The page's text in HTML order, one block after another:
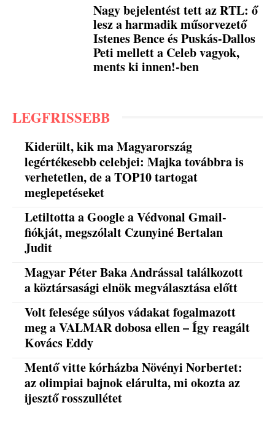
Nagy bejelentést tett az RTL: ő
lesz a harmadik műsorvezető
Istenes Bence és Puskás-Dallos
Peti mellett a Celeb vagyok,
ments ki innen!-ben
LEGFRISSEBB
Kiderült, kik ma Magyarország
legértékesebb celebjei: Majka továbbra is
verhetetlen, de a TOP10 tartogat
meglepetéseket
Letiltotta a Google a Védvonal Gmail-
fiókját, megszólalt Czunyiné Bertalan
Judit
Magyar Péter Baka Andrással találkozott
a köztársasági elnök megválasztása előtt
Volt felesége súlyos vádakat fogalmazott
meg a VALMAR dobosa ellen – Így reagált
Kovács Eddy
Mentő vitte kórházba Növényi Norbertet:
az olimpiai bajnok elárulta, mi okozta az
ijesztő rosszullétet